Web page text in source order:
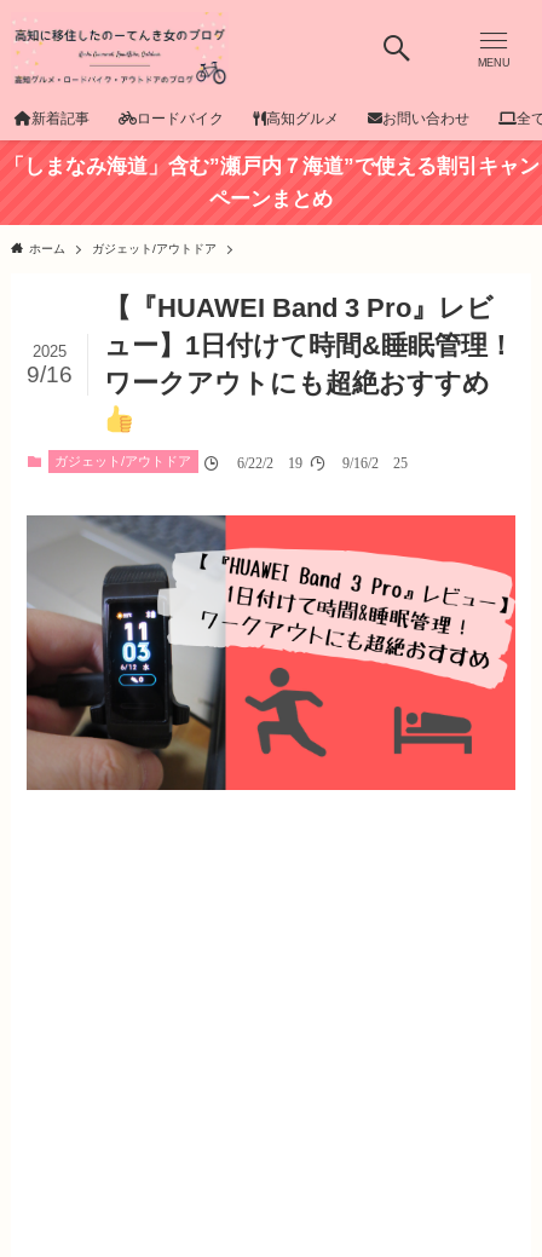
MENU
新着記事 ロードバイク 高知グルメ お問い合わせ 全
「しまなみ海道」含む”瀬戸内７海道”で使える割引キャン
ペーンまとめ
ホーム ガジェット/アウトドア
【『HUAWEI Band 3 Pro』レビ
ュー】1日付けて時間&睡眠管理！
ワークアウトにも超絶おすすめ
2025
9/16
ガジェット/アウトドア 06/22/2019 09/16/2025